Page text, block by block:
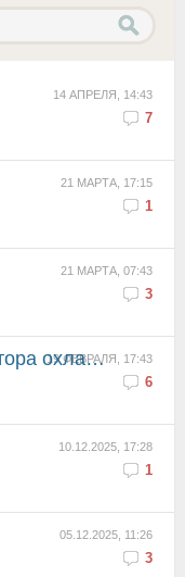
14 АПРЕЛЯ, 14:43
7
21 МАРТА, 17:15
1
21 МАРТА, 07:43
3
19 ФЕВРАЛЯ, 17:43
6
10.12.2025, 17:28
1
05.12.2025, 11:26
3